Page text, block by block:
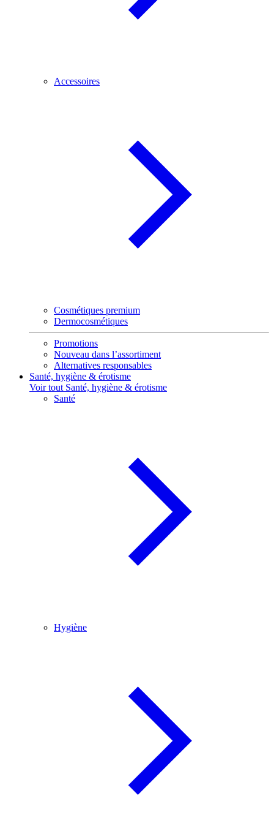
Accessoires
Cosmétiques premium
Dermocosmétiques
Promotions
Nouveau dans l’assortiment
Alternatives responsables
Santé, hygiène & érotisme
Voir tout Santé, hygiène & érotisme
Santé
Hygiène